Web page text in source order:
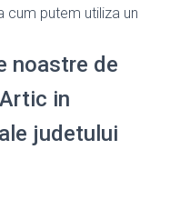
cum putem utiliza un
noastre de
in
judetului